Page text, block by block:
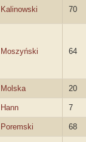
Kalinowski 70
Moszyński 64
Molska 20
Hann 7
Poremski 68